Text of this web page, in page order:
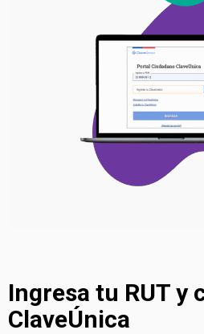
Ingresa tu RUT y
ClaveÚnica